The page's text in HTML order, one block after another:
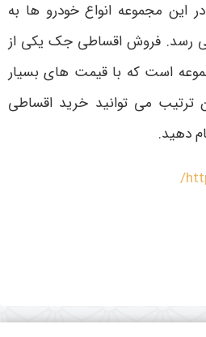
این مجموعه انواع خودرو ها به
فروش اقساطی جک یکی از
است که با قیمت های بسیار
می توانید خرید اقساطی
دهید.